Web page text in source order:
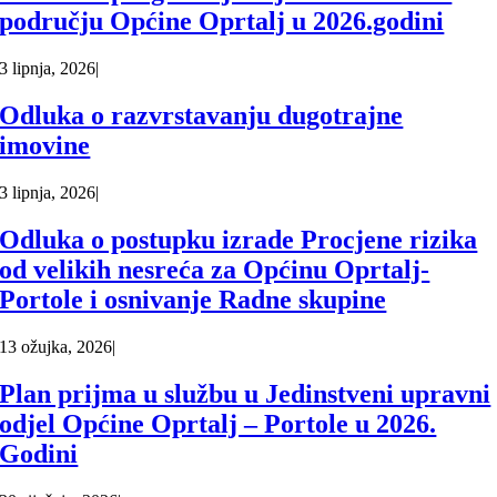
području Općine Oprtalj u 2026.godini
3 lipnja, 2026|
Odluka o razvrstavanju dugotrajne
imovine
3 lipnja, 2026|
Odluka o postupku izrade Procjene rizika
od velikih nesreća za Općinu Oprtalj-
Portole i osnivanje Radne skupine
13 ožujka, 2026|
Plan prijma u službu u Jedinstveni upravni
odjel Općine Oprtalj – Portole u 2026.
Godini